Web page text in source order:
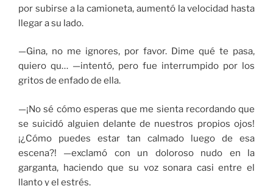
por subirse a la camioneta, aumentó la velocidad hasta
llegar a su lado.
—Gina, no me ignores, por favor. Dime qué te pasa,
quiero qu… —intentó, pero fue interrumpido por los
gritos de enfado de ella.
—¡No sé cómo esperas que me sienta recordando que
se suicidó alguien delante de nuestros propios ojos!
¡¿Cómo puedes estar tan calmado luego de esa
escena?! —exclamó con un doloroso nudo en la
garganta, haciendo que su voz sonara casi entre el
llanto y el estrés.